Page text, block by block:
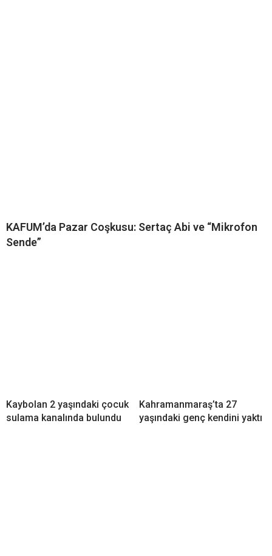
KAFUM’da Pazar Coşkusu: Sertaç Abi ve “Mikrofon
Sende”
Kaybolan 2 yaşındaki çocuk
sulama kanalında bulundu
Kahramanmaraş’ta 27
yaşındaki genç kendini yaktı